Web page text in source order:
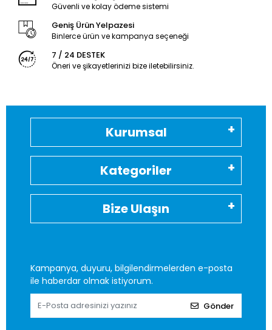
Güvenli ve kolay ödeme sistemi
Geniş Ürün Yelpazesi
Binlerce ürün ve kampanya seçeneği
7 / 24 DESTEK
Öneri ve şikayetlerinizi bize iletebilirsiniz.
Kurumsal
Kategoriler
Bize Ulaşın
Kampanya, duyuru, bilgilendirmelerden e-posta
ile haberdar olmak istiyorum.
Gönder